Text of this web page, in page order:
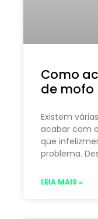
Como
de mofo
Existem
acabar com
que
problema.
LEIA MAIS »